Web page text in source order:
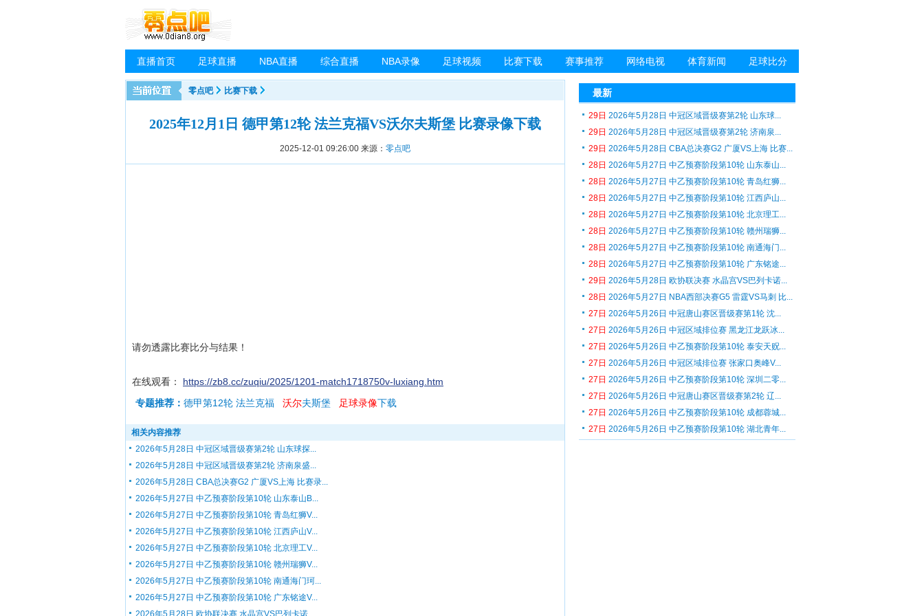
直播首页 足球直播 NBA直播 综合直播 NBA录像 足球视频 比赛下载 赛事推荐 网络电视 体育新闻 足球比分
零点吧 比赛下载
2025年12月1日 德甲第12轮 法兰克福VS沃尔夫斯堡 比赛录像下载
2025-12-01 09:26:00 来源： 零点吧
请勿透露比赛比分与结果！
在线观看： https://zb8.cc/zuqiu/2025/1201-match1718750v-luxiang.htm
专题推荐： 德甲第12轮 法兰克福 沃尔夫斯堡 足球录像下载
相关内容推荐
2026年5月28日 中冠区域晋级赛第2轮 山东球探...
2026年5月28日 中冠区域晋级赛第2轮 济南泉盛...
2026年5月28日 CBA总决赛G2 广厦VS上海 比赛录...
2026年5月27日 中乙预赛阶段第10轮 山东泰山B...
2026年5月27日 中乙预赛阶段第10轮 青岛红狮V...
2026年5月27日 中乙预赛阶段第10轮 江西庐山V...
2026年5月27日 中乙预赛阶段第10轮 北京理工V...
2026年5月27日 中乙预赛阶段第10轮 赣州瑞狮V...
2026年5月27日 中乙预赛阶段第10轮 南通海门珂...
2026年5月27日 中乙预赛阶段第10轮 广东铭途V...
最新
29日 2026年5月28日 中冠区域晋级赛第2轮 山东球...
29日 2026年5月28日 中冠区域晋级赛第2轮 济南泉...
29日 2026年5月28日 CBA总决赛G2 广厦VS上海 比赛...
28日 2026年5月27日 中乙预赛阶段第10轮 山东泰山...
28日 2026年5月27日 中乙预赛阶段第10轮 青岛红狮...
28日 2026年5月27日 中乙预赛阶段第10轮 江西庐山...
28日 2026年5月27日 中乙预赛阶段第10轮 北京理工...
28日 2026年5月27日 中乙预赛阶段第10轮 赣州瑞狮...
28日 2026年5月27日 中乙预赛阶段第10轮 南通海门...
28日 2026年5月27日 中乙预赛阶段第10轮 广东铭途...
29日 2026年5月28日 欧协联决赛 水晶宫VS巴列卡诺...
28日 2026年5月27日 NBA西部决赛G5 雷霆VS马刺 比...
27日 2026年5月26日 中冠唐山赛区晋级赛第1轮 沈...
27日 2026年5月26日 中冠区域排位赛 黑龙江龙跃冰...
27日 2026年5月26日 中乙预赛阶段第10轮 泰安天贶...
27日 2026年5月26日 中冠区域排位赛 张家口奥峰V...
27日 2026年5月26日 中乙预赛阶段第10轮 深圳二零...
27日 2026年5月26日 中冠唐山赛区晋级赛第2轮 辽...
27日 2026年5月26日 中乙预赛阶段第10轮 成都蓉城...
27日 2026年5月26日 中乙预赛阶段第10轮 湖北青年...